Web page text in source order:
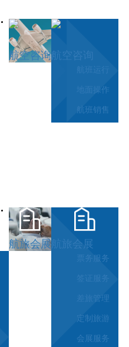
航空咨询航空咨询
航班运行
地面操作
航班销售
航旅会展航旅会展
票务服务
签证服务
差旅管理
定制旅游
会展服务